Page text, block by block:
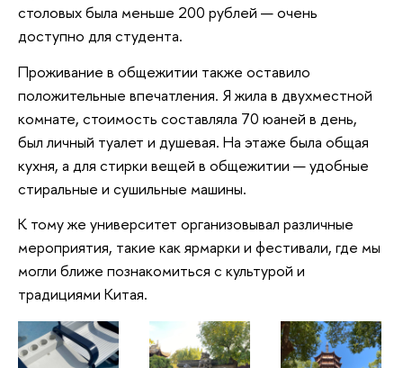
столовых была меньше 200 рублей — очень
доступно для студента.
Проживание в общежитии также оставило
положительные впечатления. Я жила в двухместной
комнате, стоимость составляла 70 юаней в день,
был личный туалет и душевая. На этаже была общая
кухня, а для стирки вещей в общежитии — удобные
стиральные и сушильные машины.
К тому же университет организовывал различные
мероприятия, такие как ярмарки и фестивали, где мы
могли ближе познакомиться с культурой и
традициями Китая.